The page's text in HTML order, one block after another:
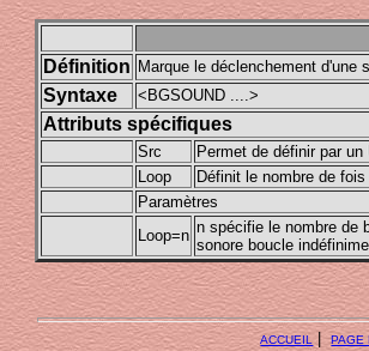
Définition Marque le déclenchement d'une
Syntaxe <BGSOUND ....>
Attributs spécifiques
Src
Permet de définir par
Loop
Définit le nombre de
Paramètres
Loop=n n spécifie le nombre de
sonore boucle
ACCUEIL |PAGE